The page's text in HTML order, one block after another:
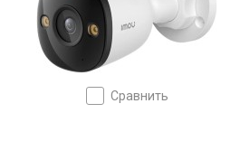
сравнить